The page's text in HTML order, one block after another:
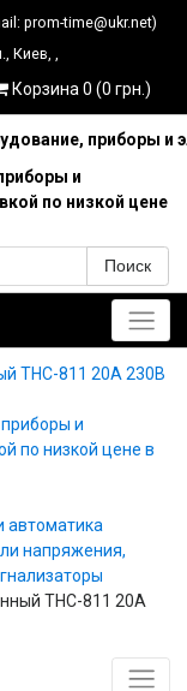
prom-time@ukr.net)
, Киев, ,
Корзина 0 (0 грн.)
и
по низкой цене
Поиск
THC-811 20А 230В
и
по низкой цене в
автоматика
напряжения,
THC-811 20А